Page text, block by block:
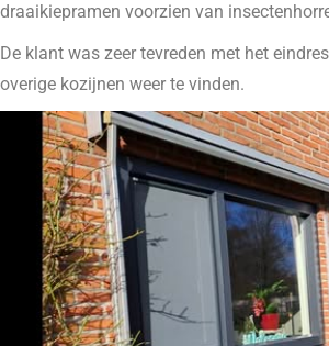
draaikiepramen voorzien van
De klant was zeer tevreden met het
overige kozijnen weer te vinden.